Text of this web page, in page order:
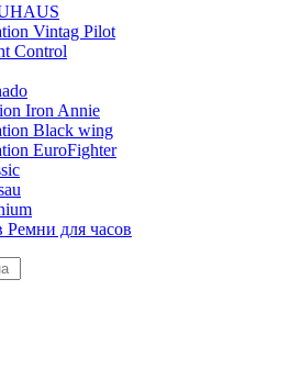
Vintag Pilot
Control
Iron Annie
Black wing
EuroFighter
Ремни для часов